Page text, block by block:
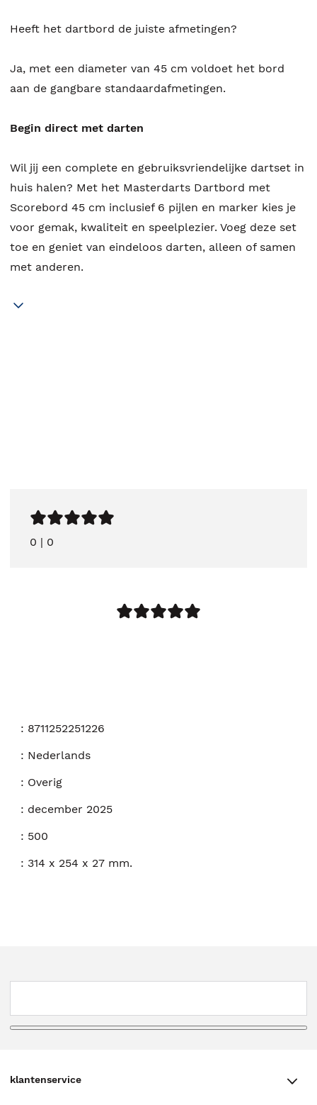
Heeft het dartbord de juiste afmetingen?
Ja, met een diameter van 45 cm voldoet het bord
aan de gangbare standaardafmetingen.
Begin direct met darten
Wil jij een complete en gebruiksvriendelijke dartset in
huis halen? Met het Masterdarts Dartbord met
Scorebord 45 cm inclusief 6 pijlen en marker kies je
voor gemak, kwaliteit en speelplezier. Voeg deze set
toe en geniet van eindeloos darten, alleen of samen
met anderen.
0 | 0
: 8711252251226
: Nederlands
: Overig
: december 2025
: 500
: 314 x 254 x 27 mm.
klantenservice